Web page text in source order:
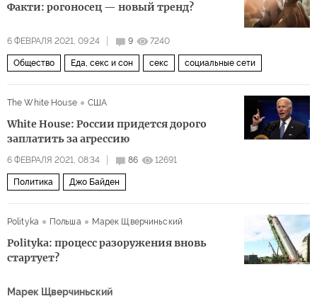
Факти: рогоносец — новый тренд?
6 ФЕВРАЛЯ 2021, 09:24 9 7240
Общество Еда, секс и сон секс социальные сети
The White House США
White House: России придется дорого
заплатить за агрессию
6 ФЕВРАЛЯ 2021, 08:34 86 12691
Политика Джо Байден
Polityka Польша Марек Щверчиньский
Polityka: процесс разоружения вновь
стартует?
Марек Щверчиньский